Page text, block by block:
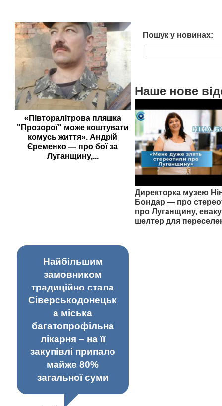
«Півторалітрова пляшка
"Прозорої" може коштувати
комусь життя». Андрій
Єременко — про бої за
Луганщину,...
Пошук у новинах:
Наше нове
Директорка музею
Бондар — про
про Луганщину,
шелтер для
Найбільшим
замовником
традиційно стала
Сіверськодонецьк
а міська
багатопрофільна
лікарня – на її
закупівлі припало
майже 80%
загальної суми